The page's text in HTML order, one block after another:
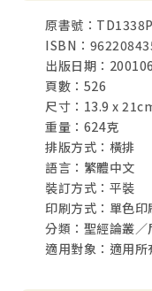
原書號：TD1338P
ISBN：
出版日期：
頁數：526
尺寸：13.9 x
重量：624克
排版方式：橫排
語言：繁體中文
裝訂方式：平裝
印刷方式：單色印
分類：聖經論叢／
適用對象：適用所